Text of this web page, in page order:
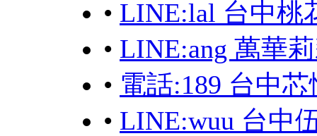
• LINE:lal 台中桃
• LINE:ang 萬華
• 電話:189 台中
• LINE:wuu 台中